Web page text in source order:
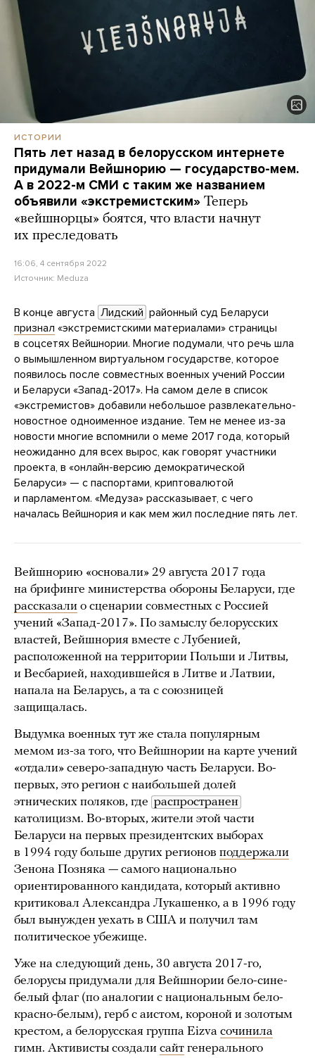
ИСТОРИИ
Пять лет назад в белорусском интернете
придумали Вейшнорию — государство-мем.
А в 2022-м СМИ с таким же названием
объявили «экстремистским» Теперь
«вейшнорцы» боятся, что власти начнут
их преследовать
16:06, 4 сентября 2022
Источник: Meduza
В конце августа Лидский районный суд Беларуси
признал «экстремистскими материалами» страницы
в соцсетях Вейшнории. Многие подумали, что речь шла
о вымышленном виртуальном государстве, которое
появилось после совместных военных учений России
и Беларуси «Запад-2017». На самом деле в список
«экстремистов» добавили небольшое развлекательно-
новостное одноименное издание. Тем не менее из-за
новости многие вспомнили о меме 2017 года, который
неожиданно для всех вырос, как говорят участники
проекта, в «онлайн-версию демократической
Беларуси» — с паспортами, криптовалютой
и парламентом. «Медуза» рассказывает, с чего
началась Вейшнория и как мем жил последние пять лет.
Вейшнорию «основали» 29 августа 2017 года
на брифинге министерства обороны Беларуси, где
рассказали о сценарии совместных с Россией
учений «Запад-2017». По замыслу белорусских
властей, Вейшнория вместе с Лубенией,
расположенной на территории Польши и Литвы,
и Весбарией, находившейся в Литве и Латвии,
напала на Беларусь, а та с союзницей
защищалась.
Выдумка военных тут же стала популярным
мемом из-за того, что Вейшнории на карте учений
«отдали» северо-западную часть Беларуси. Во-
первых, это регион с наибольшей долей
этнических поляков, где распространен
католицизм. Во-вторых, жители этой части
Беларуси на первых президентских выборах
в 1994 году больше других регионов поддержали
Зенона Позняка — самого национально
ориентированного кандидата, который активно
критиковал Александра Лукашенко, а в 1996 году
был вынужден уехать в США и получил там
политическое убежище.
Уже на следующий день, 30 августа 2017-го,
белорусы придумали для Вейшнории бело-сине-
белый флаг (по аналогии с национальным бело-
красно-белым), герб с аистом, короной и золотым
крестом, а белорусская группа Eizva сочинила
гимн. Активисты создали сайт генерального